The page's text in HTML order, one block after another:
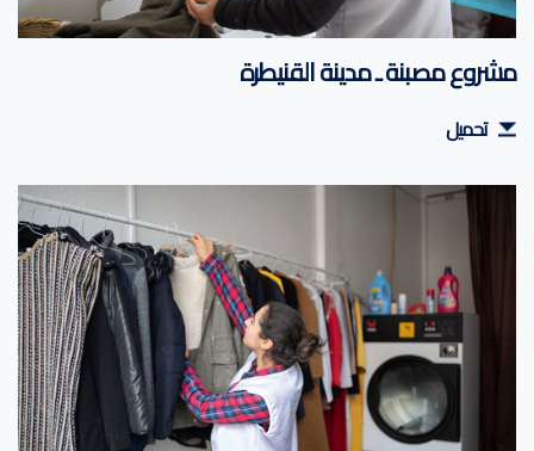
مشروع مصبنة ـ مدينة القنيطرة
تحميل